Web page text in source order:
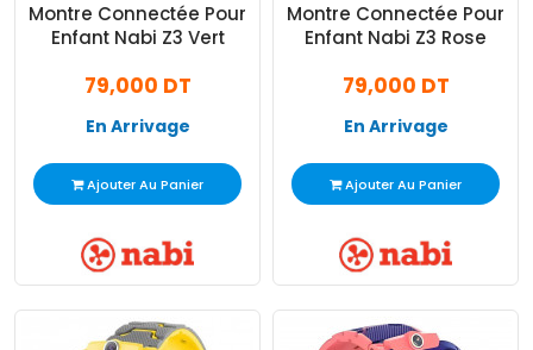
Montre Connectée Pour
Enfant Nabi Z3 Vert
79,000 DT
En Arrivage
Ajouter Au Panier
Montre Connectée Pour
Enfant Nabi Z3 Rose
79,000 DT
En Arrivage
Ajouter Au Panier